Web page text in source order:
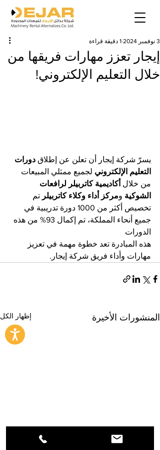
إيجار تعزز مهارات فريقها من
خلال التعليم الإلكتروني!
3 نوفمبر 2024 1 دقيقة قراءة
يسرّ شركة إيجار أن تعلن عن إطلاق دورات
التعليم الإلكتروني لجميع ممثلي المبيعات
من خلال أكاديمية كاتربيلر لرافعات
الشوكية ومركز أداء وكلاء كاتربيلر تم
تخصيص أكثر من 1000 دورة تدريبية في
جميع أنحاء المملكة، تم إكمال 93% من هذه
الدورات
هذه المبادرة تعد خطوة مهمة في تعزيز
مهارات وأداء فريق شركة إيجار.
المنشورات الأخيرة إظهار الكل